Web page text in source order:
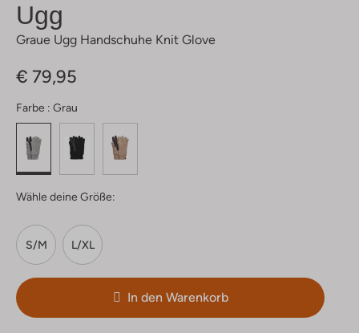
Ugg
Graue Ugg Handschuhe Knit Glove
€ 79,95
Farbe : Grau
Wähle deine Größe:
S/M L/XL
In den Warenkorb